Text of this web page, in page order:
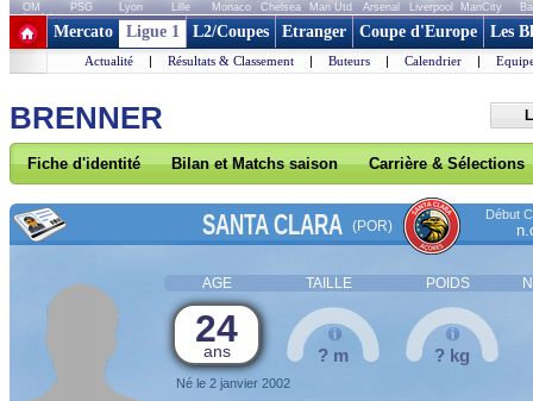
OM PSG Lyon Lille Monaco Chelsea Man Utd Arsenal Liverpool ManCity
+ de clubs
Mercato Ligue 1 L2/Coupes Etranger Coupe d'Europe Les
Actualité | Résultats & Classement | Buteurs | Calendrier |
BRENNER
Fiche d'identité Bilan et Matchs saison Carrière & Sélections
SANTA CLARA (POR)
Début
AGE TAILLE POIDS
24
ans
Né le 2 janvier 2002
? m ? kg